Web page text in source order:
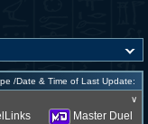
/Date & Time of Last Update:
∨
Master Duel